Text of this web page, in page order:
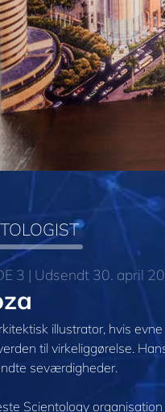
3 | Udsendt 30. april
illustrator, hvis
til virkeliggørelse.
seværdigheder.
Scientology organisation